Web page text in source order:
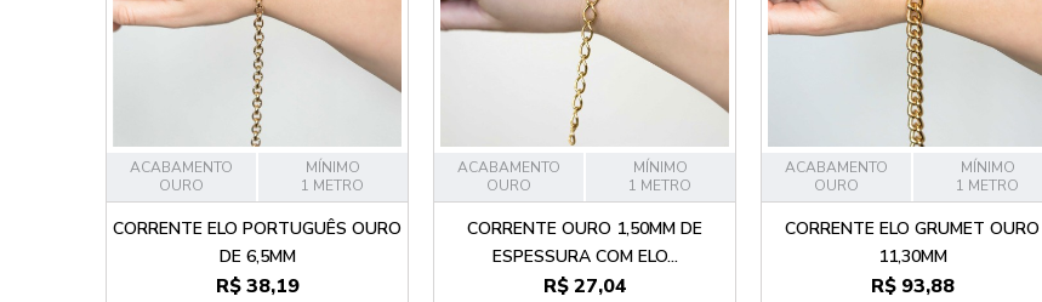
ACABAMENTO
OURO
MÍNIMO
1 METRO
CORRENTE ELO PORTUGUÊS OURO
DE 6,5MM
R$ 38,19
ACABAMENTO
OURO
MÍNIMO
1 METRO
CORRENTE OURO 1,50MM DE
ESPESSURA COM ELO...
R$ 27,04
ACABAMENTO
OURO
MÍNIMO
1 METRO
CORRENTE ELO GRUMET OURO
11,30MM
R$ 93,88